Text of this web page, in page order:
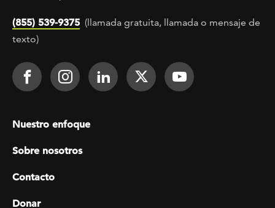
(855) 539-9375 (llamada gratuita, llamada o mensaje de
texto)
Footer Social
Face It TOGETHER on Facebook
Face It TOGETHER on
Face It TOGETHER on
Face ItFace It
Footer menu
Nuestro enfoque
Sobre nosotros
Contacto
Donar